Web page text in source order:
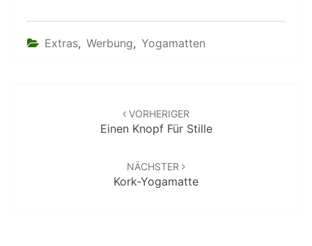
Extras, Werbung, Yogamatten
VORHERIGER
Einen Knopf Für Stille
NÄCHSTER
Kork-Yogamatte